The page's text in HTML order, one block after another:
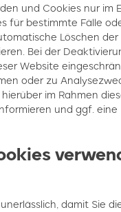
und Cookies nur im
für bestimmte Fälle
Löschen der
Bei der
Website
oder zu
im Rahmen
und ggf. eine
damit Sie